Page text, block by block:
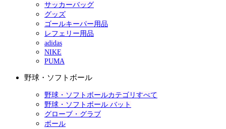
サッカーバッグ
グッズ
ゴールキーパー用品
レフェリー用品
adidas
NIKE
PUMA
野球・ソフトボール
野球・ソフトボールカテゴリすべて
野球・ソフトボール バット
グローブ・グラブ
ボール